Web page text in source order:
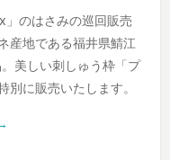
のはさみの巡回販売
産地である福井県鯖江
美しい刺しゅう枠「プ
に販売いたします。